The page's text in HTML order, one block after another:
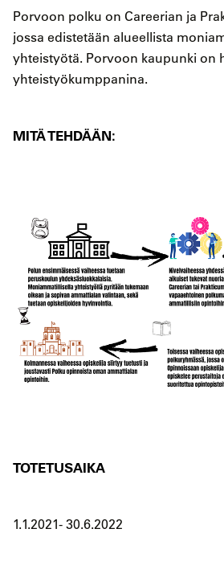
Porvoon polku on Careerian ja
jossa edistetään alueellista
yhteistyötä. Porvoon kaupunki on
yhteistyökumppanina.
MITÄ TEHDÄÄN:
TOTETUSAIKA
1.1.2021- 30.6.2022